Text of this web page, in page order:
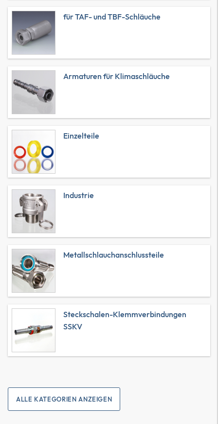
für TAF- und TBF-Schläuche
Armaturen für Klimaschläuche
Einzelteile
Industrie
Metallschlauchanschlussteile
Steckschalen-Klemmverbindungen
SSKV
ALLE KATEGORIEN ANZEIGEN